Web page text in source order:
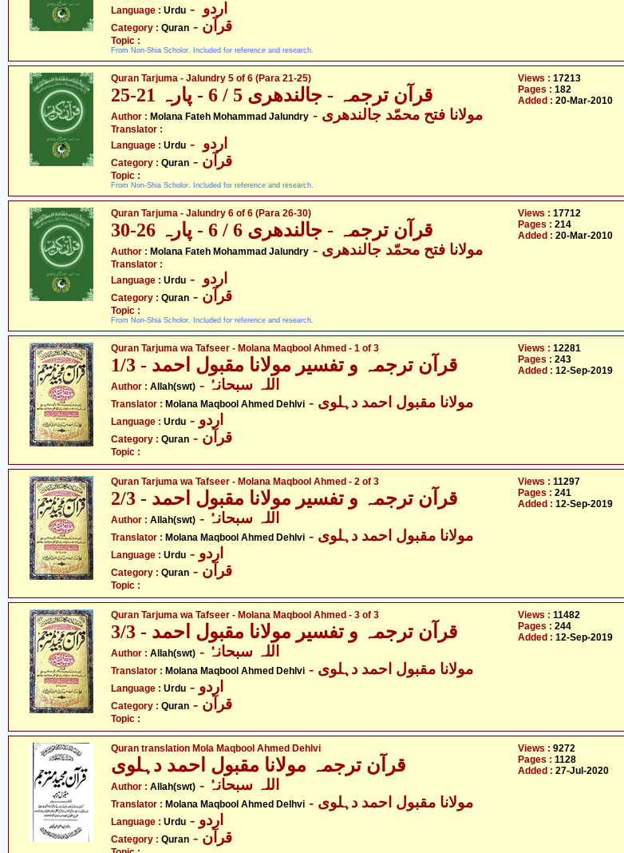
Language : Urdu
Category : Quran - قرآن
Topic :
From Non-Shia Scholor. Included for reference and research.
Quran Tarjuma - Jalundry 5 of 6 (Para 21-25)
قرآن ترجمہ - جالندھری 5 / 6 - پارہ 21-25
Author : Molana Fateh Mohammad Jalundry - مولانا فتح محمّد جالندھری
Translator :
Language : Urdu
Category : Quran - قرآن
Topic :
From Non-Shia Scholor. Included for reference and research.
Views : 17213
Pages : 182
Added : 20-Mar-2010
Quran Tarjuma - Jalundry 6 of 6 (Para 26-30)
قرآن ترجمہ - جالندھری 6 / 6 - پارہ 26-30
Author : Molana Fateh Mohammad Jalundry - مولانا فتح محمّد جالندھری
Translator :
Language : Urdu
Category : Quran - قرآن
Topic :
From Non-Shia Scholor. Included for reference and research.
Views : 17712
Pages : 214
Added : 20-Mar-2010
Quran Tarjuma wa Tafseer - Molana Maqbool Ahmed - 1 of 3
قرآن ترجمہ و تفسیر مولانا مقبول احمد - 1/3
Author : Allah(swt) - اللہ سبحانہُ
Translator : Molana Maqbool Ahmed Dehlvi - مولانا مقبول احمد دہلوی
Language : Urdu - اردو
Category : Quran - قرآن
Topic :
Views : 12281
Pages : 243
Added : 12-Sep-2019
Quran Tarjuma wa Tafseer - Molana Maqbool Ahmed - 2 of 3
قرآن ترجمہ و تفسیر مولانا مقبول احمد - 2/3
Author : Allah(swt) - اللہ سبحانہُ
Translator : Molana Maqbool Ahmed Dehlvi - مولانا مقبول احمد دہلوی
Language : Urdu - اردو
Category : Quran - قرآن
Topic :
Views : 11297
Pages : 241
Added : 12-Sep-2019
Quran Tarjuma wa Tafseer - Molana Maqbool Ahmed - 3 of 3
قرآن ترجمہ و تفسیر مولانا مقبول احمد - 3/3
Author : Allah(swt) - اللہ سبحانہُ
Translator : Molana Maqbool Ahmed Dehlvi - مولانا مقبول احمد دہلوی
Language : Urdu - اردو
Category : Quran - قرآن
Topic :
Views : 11482
Pages : 244
Added : 12-Sep-2019
Quran translation Mola Maqbool Ahmed Dehlvi
قرآن ترجمہ مولانا مقبول احمد دہلوی
Author : Allah(swt) - اللہ سبحانہُ
Translator : Molana Maqbool Ahmed Delhvi - مولانا مقبول احمد دہلوی
Language : Urdu - اردو
Category : Quran - قرآن
Views : 9272
Pages : 1128
Added : 27-Jul-2020